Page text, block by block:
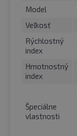
Model
Veľkosť
Rýchlostný
index
Hmotnostný
index
Špeciálne
vlastnosti